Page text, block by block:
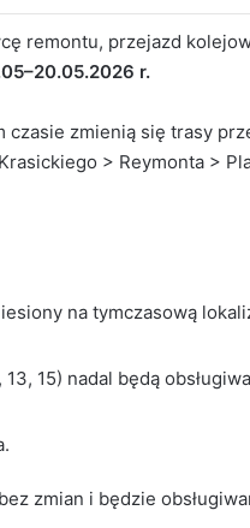
remontu, przejazd
r.
zmienią się trasy
> Reymonta >
na tymczasową
15) nadal będą
zmian i będzie